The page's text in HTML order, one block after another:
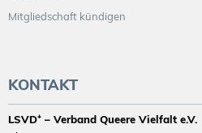
Mitgliedschaft kündigen
KONTAKT
LSVD⁺ – Verband Queere Vielfalt e.V.